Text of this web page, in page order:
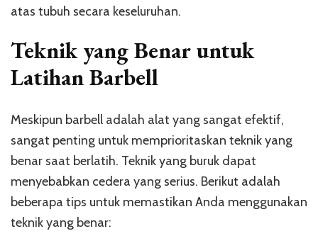
atas tubuh secara keseluruhan.
Teknik yang Benar untuk
Latihan Barbell
Meskipun barbell adalah alat yang sangat efektif,
sangat penting untuk memprioritaskan teknik yang
benar saat berlatih. Teknik yang buruk dapat
menyebabkan cedera yang serius. Berikut adalah
beberapa tips untuk memastikan Anda menggunakan
teknik yang benar: